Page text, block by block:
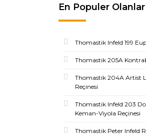
En Populer Olanlar
Thomastik Infeld 199
Thomastik 205A
Thomastik 204A Artist
Reçinesi
Thomastik Infeld 203
Keman-Viyola Reçinesi
Thomastik Peter Infeld